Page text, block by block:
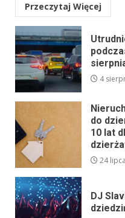
Przeczytaj Więcej
4
do
10 lat
24
DJ